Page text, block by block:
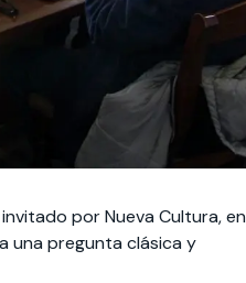
por Nueva Cultura, en
una pregunta clásica y